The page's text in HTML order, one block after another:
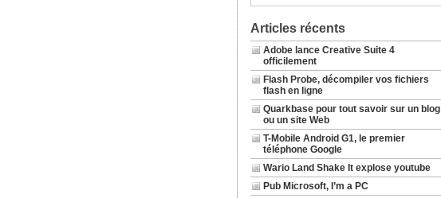
Articles récents
Adobe lance Creative Suite 4
officilement
Flash Probe, décompiler vos fichiers
flash en ligne
Quarkbase pour tout savoir sur un blog
ou un site Web
T-Mobile Android G1, le premier
téléphone Google
Wario Land Shake It explose youtube
Pub Microsoft, I’m a PC